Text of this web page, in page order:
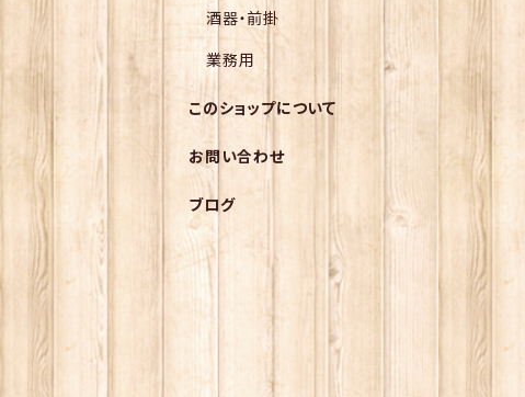
酒器・前掛
業務用
このショップについて
お問い合わせ
ブログ